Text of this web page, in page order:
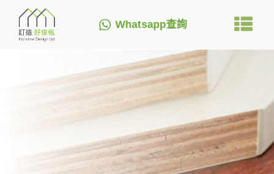
Whatsapp查詢